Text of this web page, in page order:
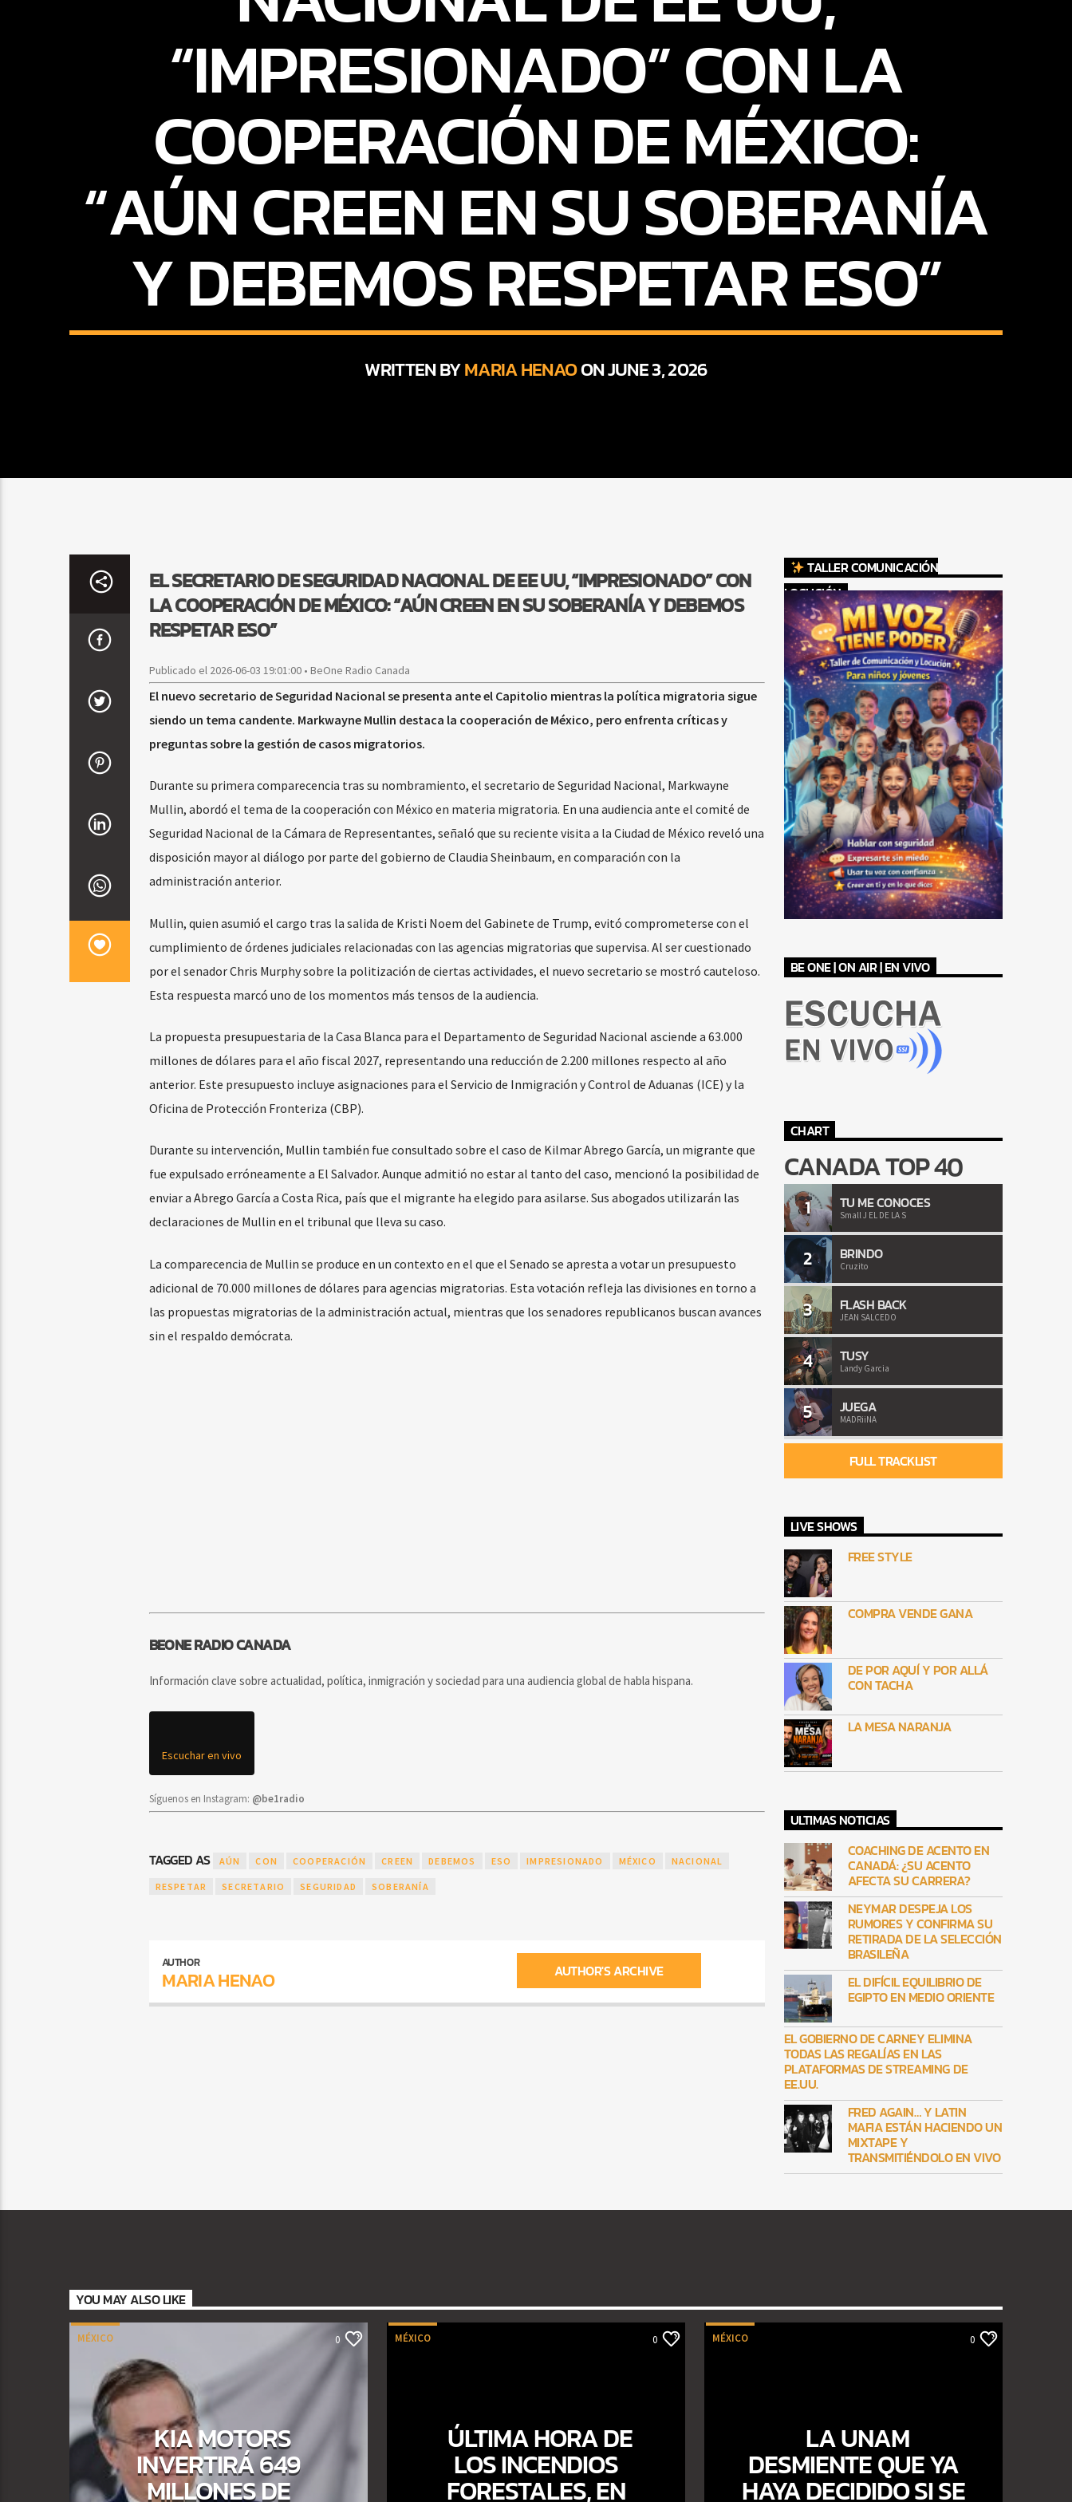
“IMPRESIONADO” CON LA
COOPERACIÓN DE MÉXICO:
“AÚN CREEN EN SU SOBERANÍA
Y DEBEMOS RESPETAR ESO”
WRITTEN BYMARIA HENAOON JUNE 3, 2026
EL SECRETARIO DE SEGURIDAD NACIONAL DE EE UU, “IMPRESIONADO” CON
LA COOPERACIÓN DE MÉXICO: “AÚN CREEN EN SU SOBERANÍA Y DEBEMOS
RESPETAR ESO”
Publicado el 2026-06-03 19:01:00 • BeOne Radio Canada
El nuevo secretario de Seguridad Nacional se presenta ante el Capitolio mientras la política migratoria sigue
siendo un tema candente. Markwayne Mullin destaca la cooperación de México, pero enfrenta críticas y
preguntas sobre la gestión de casos migratorios.
Durante su primera comparecencia tras su nombramiento, el secretario de Seguridad Nacional, Markwayne
Mullin, abordó el tema de la cooperación con México en materia migratoria. En una audiencia ante el comité de
Seguridad Nacional de la Cámara de Representantes, señaló que su reciente visita a la Ciudad de México reveló una
disposición mayor al diálogo por parte del gobierno de Claudia Sheinbaum, en comparación con la
administración anterior.
Mullin, quien asumió el cargo tras la salida de Kristi Noem del Gabinete de Trump, evitó comprometerse con el
cumplimiento de órdenes judiciales relacionadas con las agencias migratorias que supervisa. Al ser cuestionado
por el senador Chris Murphy sobre la politización de ciertas actividades, el nuevo secretario se mostró cauteloso.
Esta respuesta marcó uno de los momentos más tensos de la audiencia.
La propuesta presupuestaria de la Casa Blanca para el Departamento de Seguridad Nacional asciende a 63.000
millones de dólares para el año fiscal 2027, representando una reducción de 2.200 millones respecto al año
anterior. Este presupuesto incluye asignaciones para el Servicio de Inmigración y Control de Aduanas (ICE) y la
Oficina de Protección Fronteriza (CBP).
Durante su intervención, Mullin también fue consultado sobre el caso de Kilmar Abrego García, un migrante que
fue expulsado erróneamente a El Salvador. Aunque admitió no estar al tanto del caso, mencionó la posibilidad de
enviar a Abrego García a Costa Rica, país que el migrante ha elegido para asilarse. Sus abogados utilizarán las
declaraciones de Mullin en el tribunal que lleva su caso.
La comparecencia de Mullin se produce en un contexto en el que el Senado se apresta a votar un presupuesto
adicional de 70.000 millones de dólares para agencias migratorias. Esta votación refleja las divisiones en torno a
las propuestas migratorias de la administración actual, mientras que los senadores republicanos buscan avances
sin el respaldo demócrata.
BEONE RADIO CANADA
Información clave sobre actualidad, política, inmigración y sociedad para una audiencia global de habla hispana.
Escuchar en vivo
Síguenos en Instagram: @be1radio
TAGGED AS AÚN CON COOPERACIÓN CREEN DEBEMOS ESO IMPRESIONADO MÉXICO NACIONAL
RESPETAR SECRETARIO SEGURIDAD SOBERANÍA
AUTHOR
MARIA HENAO AUTHOR'S ARCHIVE
TALLER COMUNICACIÓN
LOCUCIÓN
BE ONE | ON AIR | EN VIVO
CHART
CANADA TOP 40
1 TU ME CONOCES
Small J EL DE LA S
2 BRINDO
Cruzito
3 FLASH BACK
JEAN SALCEDO
4 TUSY
Landy Garcia
5 JUEGA
MADRiiNA
FULL TRACKLIST
LIVE SHOWS
FREE STYLE
COMPRA VENDE GANA
DE POR AQUÍ Y POR ALLÁ
CON TACHA
LA MESA NARANJA
ULTIMAS NOTICIAS
COACHING DE ACENTO EN
CANADÁ: ¿SU ACENTO
AFECTA SU CARRERA?
NEYMAR DESPEJA LOS
RUMORES Y CONFIRMA SU
RETIRADA DE LA SELECCIÓN
BRASILEÑA
EL DIFÍCIL EQUILIBRIO DE
EGIPTO EN MEDIO ORIENTE
EL GOBIERNO DE CARNEY ELIMINA
TODAS LAS REGALÍAS EN LAS
PLATAFORMAS DE STREAMING DE
EE.UU.
FRED AGAIN… Y LATIN
MAFIA ESTÁN HACIENDO UN
MIXTAPE Y
TRANSMITIÉNDOLO EN VIVO
YOU MAY ALSO LIKE
MÉXICO 0
KIA MOTORS
INVERTIRÁ 649
MILLONES DE
MÉXICO 0
ÚLTIMA HORA DE
LOS INCENDIOS
FORESTALES, EN
MÉXICO 0
LA UNAM
DESMIENTE QUE YA
HAYA DECIDIDO SI SE